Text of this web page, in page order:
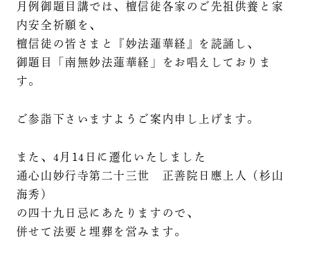
月例御題目講では、檀信徒各家のご先祖供養と家
内安全祈願を、
檀信徒の皆さまと『妙法蓮華経』を読誦し、
御題目「南無妙法蓮華経」をお唱えしておりま
す。
ご参詣下さいますようご案内申し上げます。
また、4月14日に遷化いたしました
通心山妙行寺第二十三世 正善院日應上人（杉山
海秀）
の四十九日忌にあたりますので、
併せて法要と埋葬を営みます。